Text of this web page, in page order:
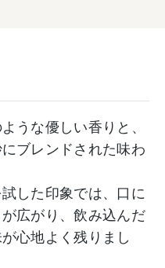
うな優しい香りと、
ブレンドされた味わ
した印象では、口に
広がり、飲み込んだ
心地よく残りまし